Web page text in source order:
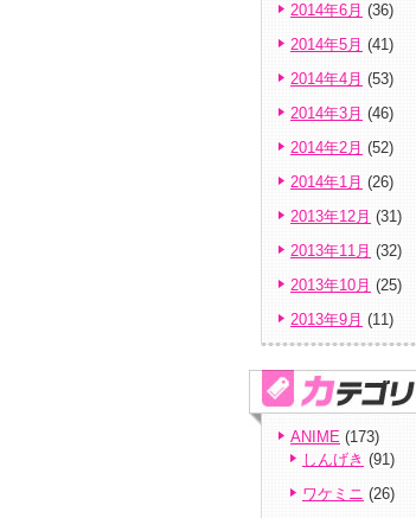
2014年6月 (36)
2014年5月 (41)
2014年4月 (53)
2014年3月 (46)
2014年2月 (52)
2014年1月 (26)
2013年12月 (31)
2013年11月 (32)
2013年10月 (25)
2013年9月 (11)
ANIME (173)
しんげき (91)
ワケミニ (26)